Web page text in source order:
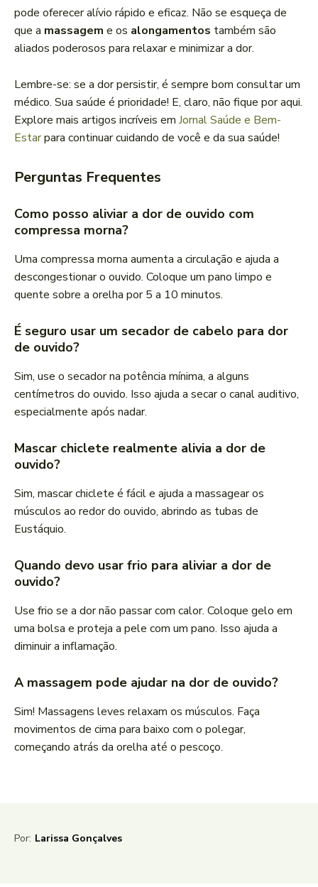
pode oferecer alívio rápido e eficaz. Não se esqueça de
que a massagem e os alongamentos também são
aliados poderosos para relaxar e minimizar a dor.
Lembre-se: se a dor persistir, é sempre bom consultar um
médico. Sua saúde é prioridade! E, claro, não fique por aqui.
Explore mais artigos incríveis em Jornal Saúde e Bem-
Estarpara continuar cuidando de você e da sua saúde!
Perguntas Frequentes
Como posso aliviar a dor de ouvido com
compressa morna?
Uma compressa morna aumenta a circulação e ajuda a
descongestionar o ouvido. Coloque um pano limpo e
quente sobre a orelha por 5 a 10 minutos.
É seguro usar um secador de cabelo para dor
de ouvido?
Sim, use o secador na potência mínima, a alguns
centímetros do ouvido. Isso ajuda a secar o canal auditivo,
especialmente após nadar.
Mascar chiclete realmente alivia a dor de
ouvido?
Sim, mascar chiclete é fácil e ajuda a massagear os
músculos ao redor do ouvido, abrindo as tubas de
Eustáquio.
Quando devo usar frio para aliviar a dor de
ouvido?
Use frio se a dor não passar com calor. Coloque gelo em
uma bolsa e proteja a pele com um pano. Isso ajuda a
diminuir a inflamação.
A massagem pode ajudar na dor de ouvido?
Sim! Massagens leves relaxam os músculos. Faça
movimentos de cima para baixo com o polegar,
começando atrás da orelha até o pescoço.
Por: Larissa Gonçalves